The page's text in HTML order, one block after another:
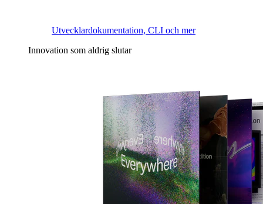
Utvecklardokumentation, CLI och mer
Innovation som aldrig slutar